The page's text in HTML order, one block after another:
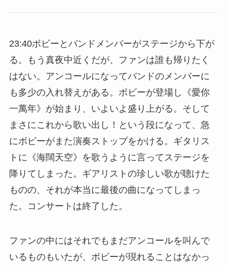
23:40ボビーとバンドメンバーがステージから下が
る。もう真夜中近くだが、ファンは誰も帰りたく
はない。アンコールになってバンドのメンバーに
も多少の入れ替えがある。ボビーが登場し《愛你
一萬年》が始まり、いよいよ盛り上がる。そして
まさにこれから歌い出し！という段になって、急
にボビーがまた演奏ストップをかける。ギタリス
トに《海闊天空》を歌うように言ってステージを
降りてしまった。ギアリストの珍しい歌が聴けた
ものの、それが本当に最後の曲になってしまっ
た。コンサートは終了した。
ファンの中にはそれでもまだアンコールを叫んで
いるものもいたが、ボビーが現れることはなかっ